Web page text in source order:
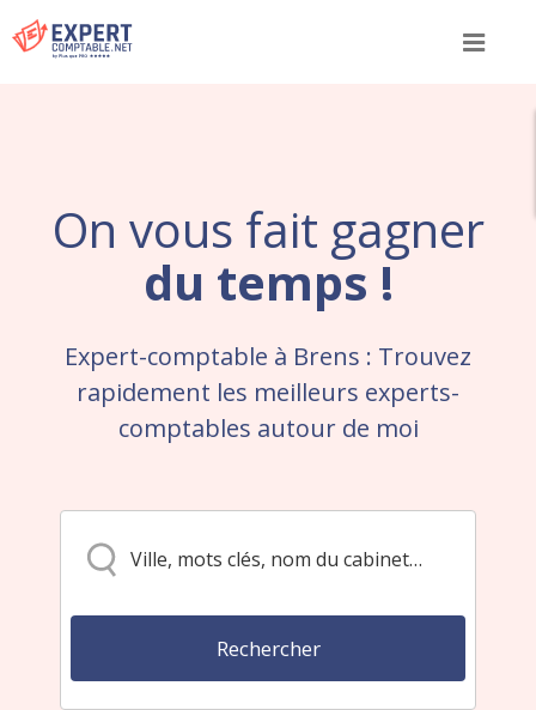
Menu
On vous fait gagner
du temps !
Expert-comptable à Brens : Trouvez
rapidement les meilleurs experts-
comptables autour de moi